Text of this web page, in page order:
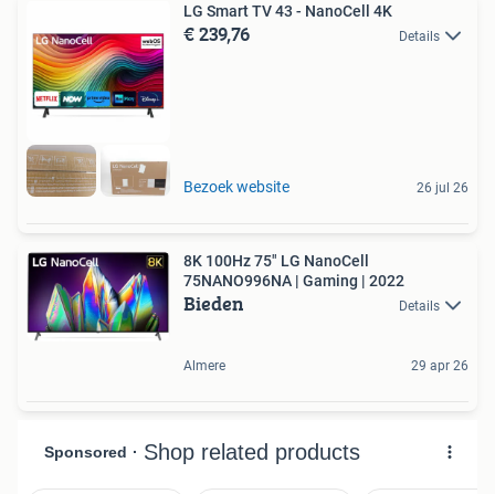
LG Smart TV 43 - NanoCell 4K
€ 239,76 Details
Bezoek website 26 jul 26
8K 100Hz 75" LG NanoCell
75NANO996NA | Gaming | 2022
Bieden Details
Almere 29 apr 26